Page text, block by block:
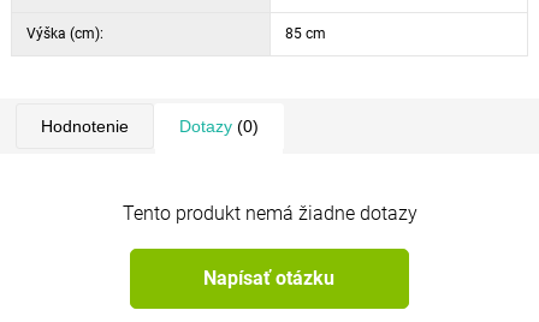
Výška (cm): 85 cm
Hodnotenie Dotazy(0)
Tento produkt nemá žiadne dotazy
Napísať otázku